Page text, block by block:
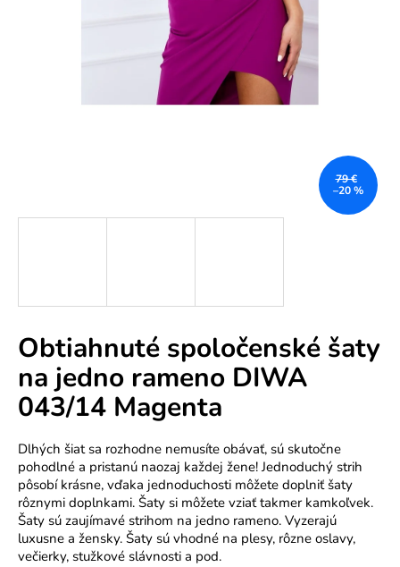
Obtiahnuté spoločenské šaty
na jedno rameno DIWA
043/14 Magenta
Dlhých šiat sa rozhodne nemusíte obávať, sú skutočne
pohodlné a pristanú naozaj každej žene! Jednoduchý strih
pôsobí krásne, vďaka jednoduchosti môžete doplniť šaty
rôznymi doplnkami. Šaty si môžete vziať takmer kamkoľvek.
Šaty sú zaujímavé strihom na jedno rameno. Vyzerajú
luxusne a žensky. Šaty sú vhodné na plesy, rôzne oslavy,
večierky, stužkové slávnosti a pod.
79 €
–20 %
O
d
p
o
r
ú
č
a
m
e